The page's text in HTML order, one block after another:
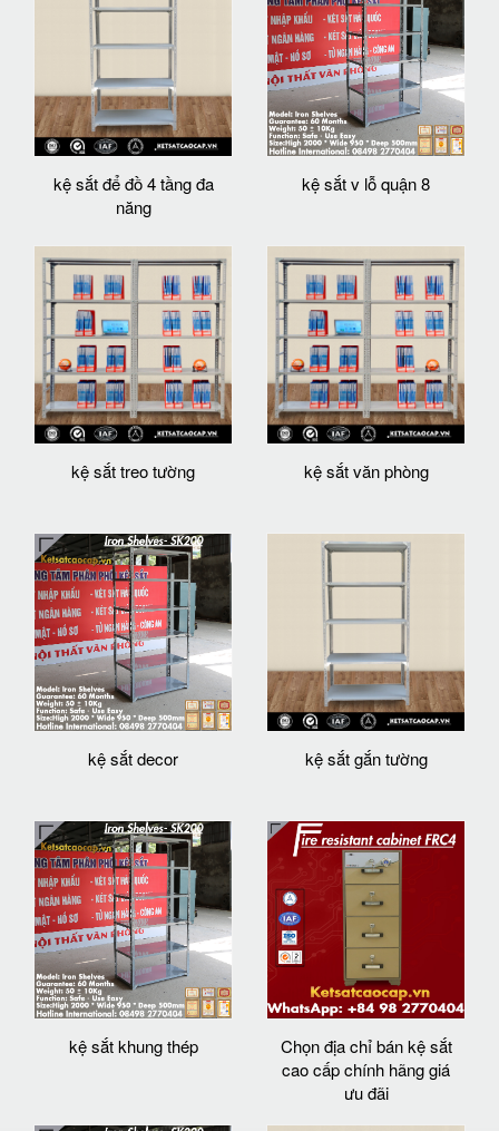
kệ sắt để đồ 4 tầng đa
năng
kệ sắt v lỗ quận 8
kệ sắt treo tường kệ sắt văn phòng
kệ sắt decor kệ sắt gắn tường
kệ sắt khung thép
Chọn địa chỉ bán kệ sắt
cao cấp chính hãng giá
ưu đãi